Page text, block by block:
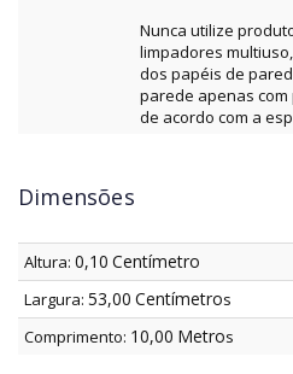
Nunca utilize
limpadores
dos papéis de
parede apenas
de acordo com a
Dimensões
Altura: 0,10 Centímetro
Largura: 53,00 Centímetros
Comprimento: 10,00 Metros